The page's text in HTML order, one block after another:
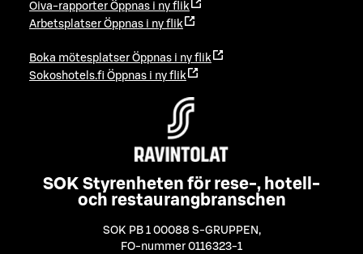
Oiva-rapporter Öppnas i ny flik
Arbetsplatser Öppnas i ny flik
Boka mötesplatser Öppnas i ny flik
Sokoshotels.fi Öppnas i ny flik
SOK Styrenheten för rese-, hotell-
och restaurangbranschen
SOK PB 1 00088 S-GRUPPEN ,
FO-nummer 0116323-1